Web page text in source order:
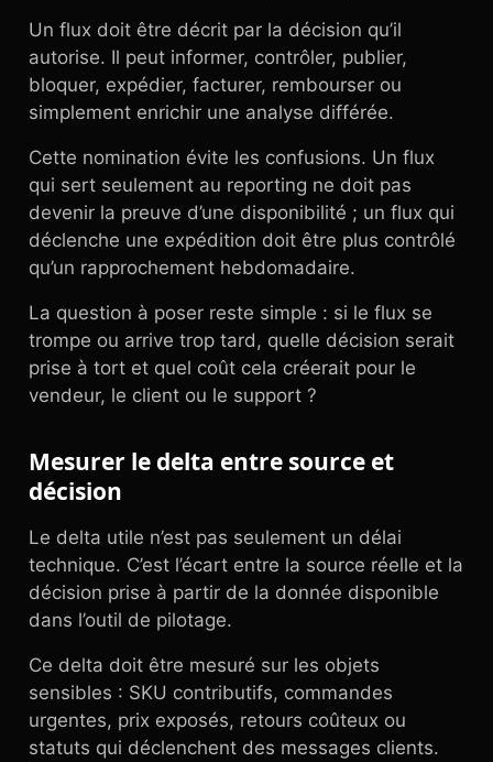
Un flux doit être décrit par la décision qu’il
autorise. Il peut informer, contrôler, publier,
bloquer, expédier, facturer, rembourser ou
simplement enrichir une analyse différée.
Cette nomination évite les confusions. Un flux
qui sert seulement au reporting ne doit pas
devenir la preuve d’une disponibilité ; un flux qui
déclenche une expédition doit être plus contrôlé
qu’un rapprochement hebdomadaire.
La question à poser reste simple : si le flux se
trompe ou arrive trop tard, quelle décision serait
prise à tort et quel coût cela créerait pour le
vendeur, le client ou le support ?
Mesurer le delta entre source et
décision
Le delta utile n’est pas seulement un délai
technique. C’est l’écart entre la source réelle et la
décision prise à partir de la donnée disponible
dans l’outil de pilotage.
Ce delta doit être mesuré sur les objets
sensibles : SKU contributifs, commandes
urgentes, prix exposés, retours coûteux ou
statuts qui déclenchent des messages clients.